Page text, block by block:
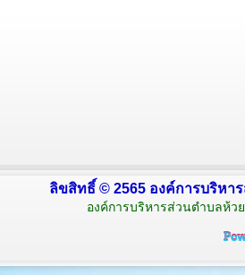
ลิขสิทธิ์ © 2565 องค์การบริหา
องค์การบริหารส่วนตำบลห้ว